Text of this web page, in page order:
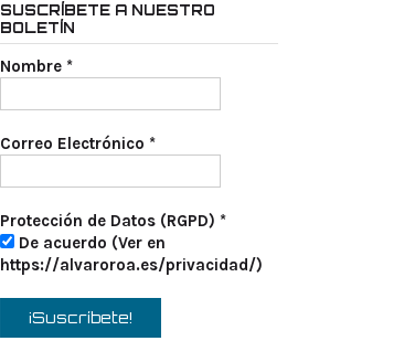
SUSCRÍBETE A NUESTRO
BOLETÍN
Nombre *
Correo Electrónico *
Protección de Datos (RGPD) *
De acuerdo (Ver en
https://alvaroroa.es/privacidad/)